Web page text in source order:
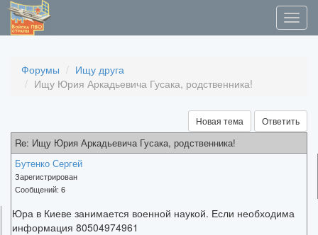
Форумы
Ищу друга
Ищу Юрия Аркадьевича Гусака, родственника!
Новая тема Ответить
Re: Ищу Юрия Аркадьевича Гусака, родственника!
Бутенко Сергей
Зарегистрирован
Сообщений: 6
Юра в Киеве занимается военной наукой. Если необходима
информация 80504974961